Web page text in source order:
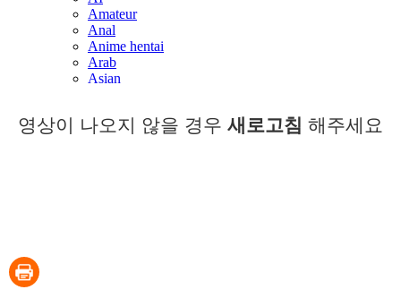
영상이 나오지 않을 경우 새로고침 해주세요